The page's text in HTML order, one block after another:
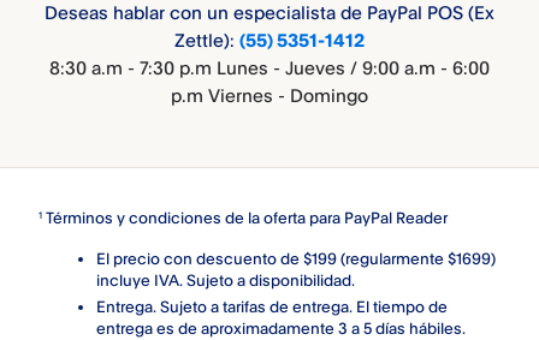
Deseas hablar con un especialista de PayPal POS (Ex
Zettle): (55) 5351-1412
8:30 a.m - 7:30 p.m Lunes - Jueves / 9:00 a.m - 6:00
p.m Viernes - Domingo
1 Términos y condiciones de la oferta para PayPal Reader
El precio con descuento de $199 (regularmente $1699)
incluye IVA. Sujeto a disponibilidad.
Entrega. Sujeto a tarifas de entrega. El tiempo de
entrega es de aproximadamente 3 a 5 días hábiles.